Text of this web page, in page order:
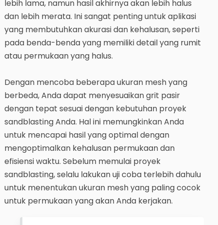
lebih lama, namun hasil akhirnya akan lebih halus
dan lebih merata. Ini sangat penting untuk aplikasi
yang membutuhkan akurasi dan kehalusan, seperti
pada benda-benda yang memiliki detail yang rumit
atau permukaan yang halus.
Dengan mencoba beberapa ukuran mesh yang
berbeda, Anda dapat menyesuaikan grit pasir
dengan tepat sesuai dengan kebutuhan proyek
sandblasting Anda. Hal ini memungkinkan Anda
untuk mencapai hasil yang optimal dengan
mengoptimalkan kehalusan permukaan dan
efisiensi waktu. Sebelum memulai proyek
sandblasting, selalu lakukan uji coba terlebih dahulu
untuk menentukan ukuran mesh yang paling cocok
untuk permukaan yang akan Anda kerjakan.